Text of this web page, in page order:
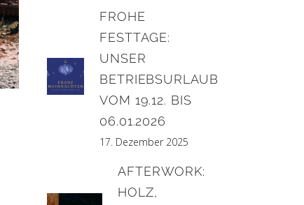
FROHE
FESTTAGE:
UNSER
BETRIEBSURLAUB
VOM 19.12. BIS
06.01.2026
17. Dezember 2025
AFTERWORK:
HOLZ,